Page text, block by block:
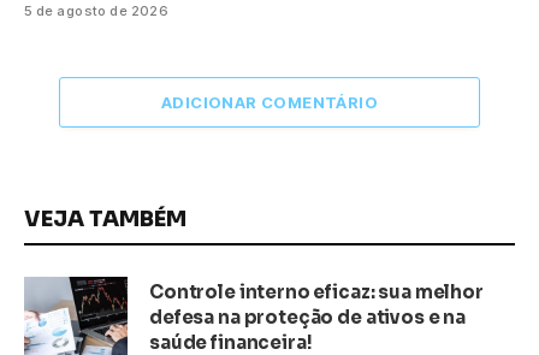
5 de agosto de 2026
ADICIONAR COMENTÁRIO
VEJA TAMBÉM
Controle interno eficaz: sua melhor
defesa na proteção de ativos e na
saúde financeira!